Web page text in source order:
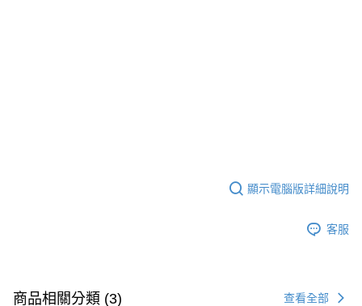
顯示電腦版詳細說明
客服
商品相關分類 (3) 查看全部